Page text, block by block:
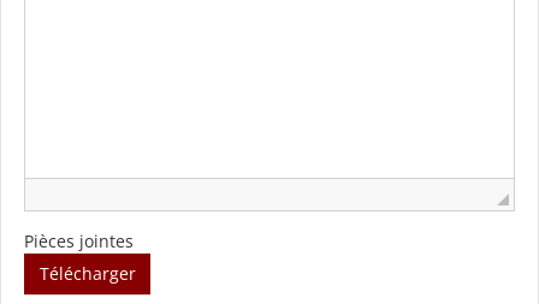
Pièces jointes
Télécharger